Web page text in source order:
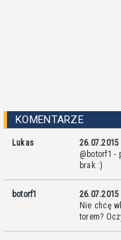
KOMENTARZE
Lukas 26.07.2015
@botorf1 -
brak :)
botorf1 26.07.2015
Nie chcę
torem?